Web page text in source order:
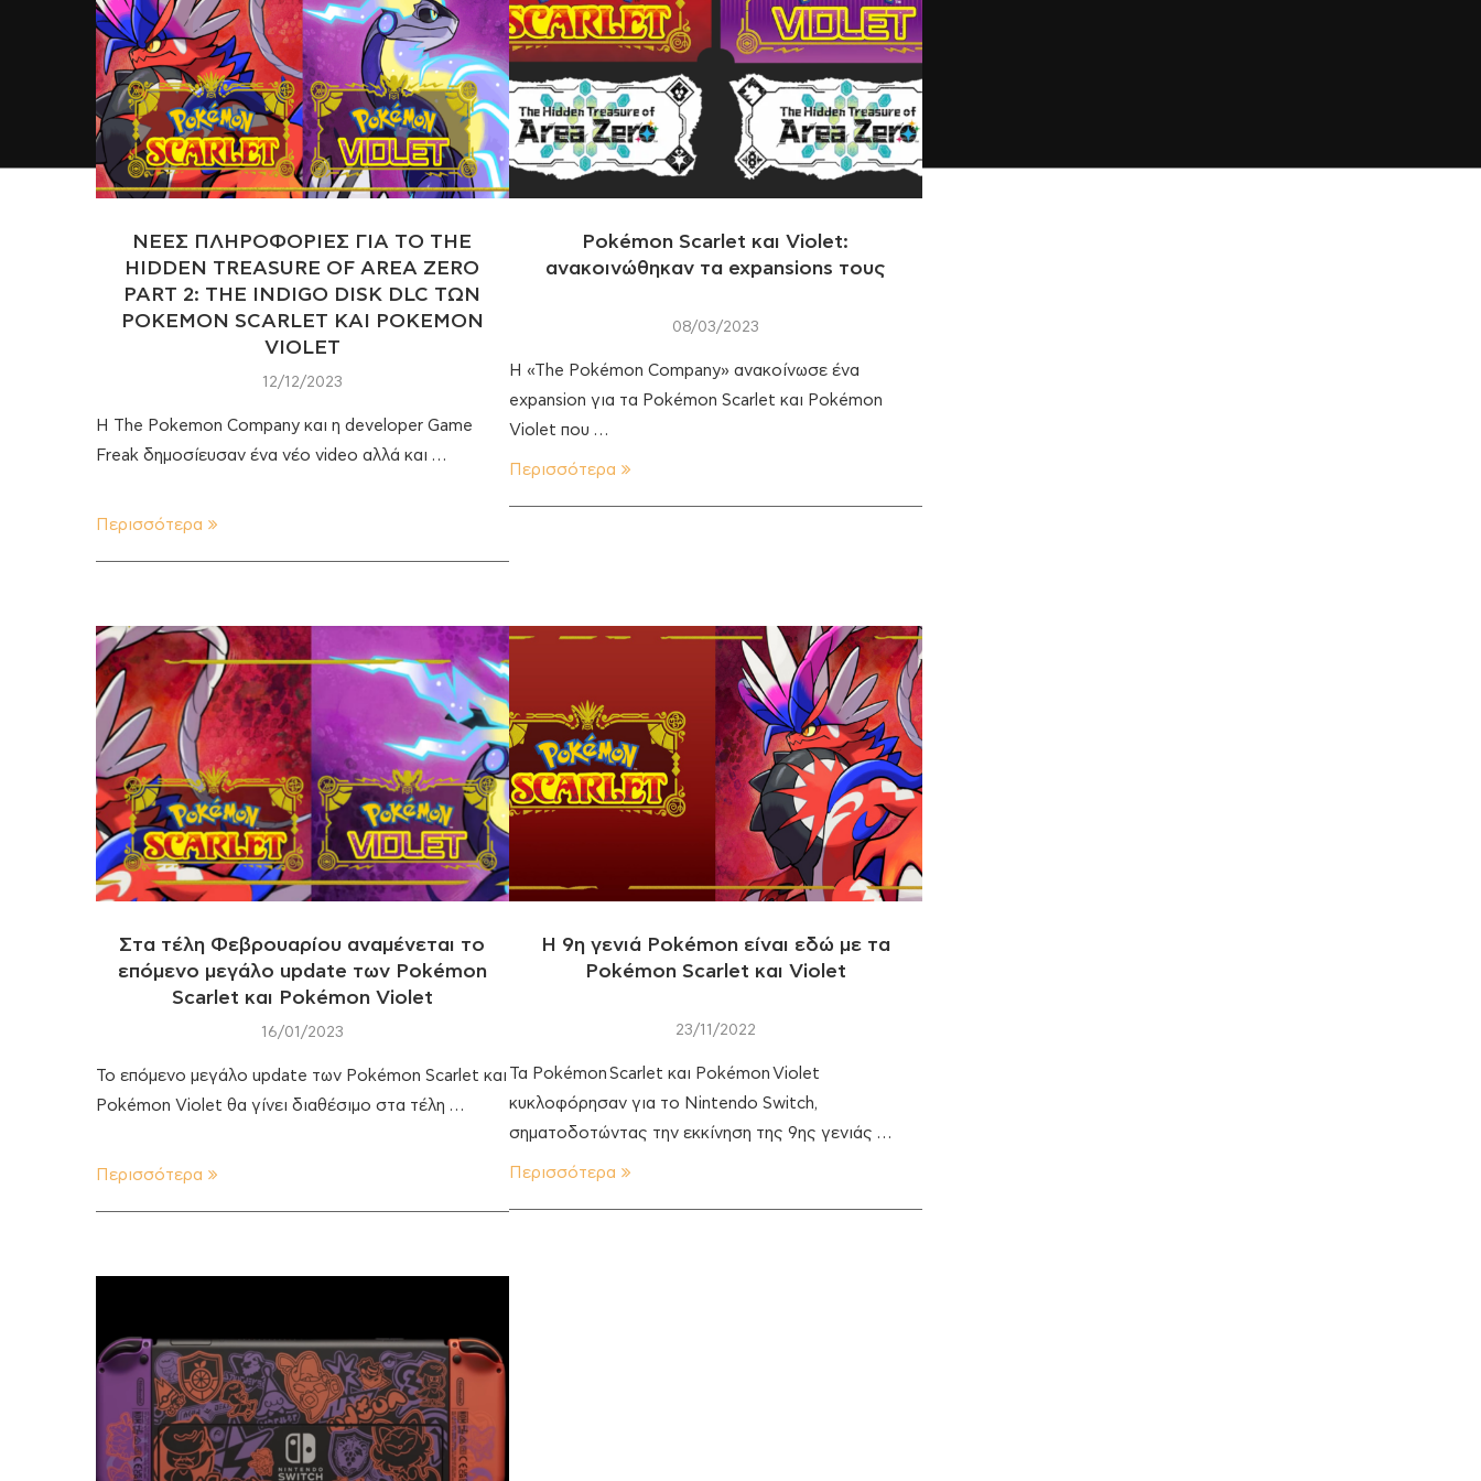
ΝΕΕΣ ΠΛΗΡΟΦΟΡΙΕΣ ΓΙΑ ΤΟ THE
HIDDEN TREASURE OF AREA ZERO
PART 2: THE INDIGO DISK DLC ΤΩΝ
POKEMON SCARLET ΚΑΙ POKEMON
VIOLET
12/12/2023
Η The Pokemon Company και η developer Game
Freak δημοσίευσαν ένα νέο video αλλά και …
Περισσότερα
Pokémon Scarlet και Violet:
ανακοινώθηκαν τα expansions τους
08/03/2023
H «The Pokémon Company» ανακοίνωσε ένα
expansion για τα Pokémon Scarlet και Pokémon
Violet που …
Περισσότερα
Στα τέλη Φεβρουαρίου αναμένεται το
επόμενο μεγάλο update των Pokémon
Scarlet και Pokémon Violet
16/01/2023
Το επόμενο μεγάλο update των Pokémon Scarlet και
Pokémon Violet θα γίνει διαθέσιμο στα τέλη …
Περισσότερα
Η 9η γενιά Pokémon είναι εδώ με τα
Pokémon Scarlet και Violet
23/11/2022
Τα Pokémon Scarlet και Pokémon Violet
κυκλοφόρησαν για το Nintendo Switch,
σηματοδοτώντας την εκκίνηση της 9ης γενιάς …
Περισσότερα